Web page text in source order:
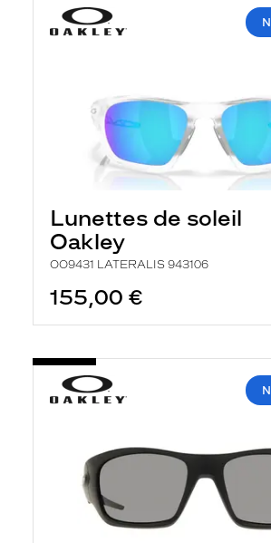
Lunettes de soleil
Oakley
OO9431 LATERALIS 943106
155,00 €